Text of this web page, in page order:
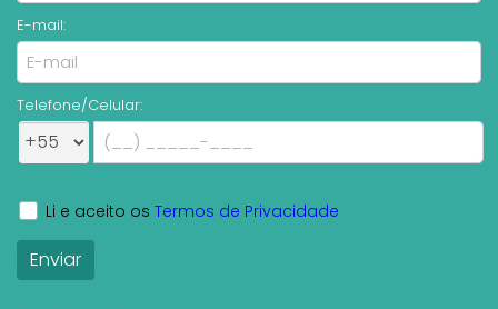
E-mail:
Telefone/Celular:
Li e aceito os Termos de Privacidade